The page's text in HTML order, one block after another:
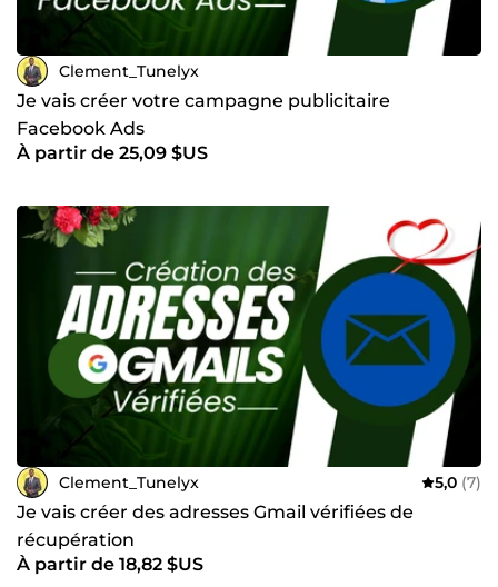
Clement_Tunelyx
Je vais créer votre campagne publicitaire
Facebook Ads
À partir de 25,09 $US
Clement_Tunelyx 5,0 (7)
Je vais créer des adresses Gmail vérifiées de
récupération
À partir de 18,82 $US